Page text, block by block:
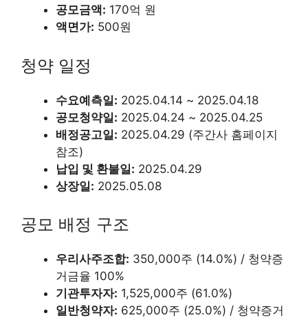
공모금액: 170억 원
액면가: 500원
청약 일정
수요예측일: 2025.04.14 ~ 2025.04.18
공모청약일: 2025.04.24 ~ 2025.04.25
배정공고일: 2025.04.29 (주간사 홈페이지
참조)
납입 및 환불일: 2025.04.29
상장일: 2025.05.08
공모 배정 구조
우리사주조합: 350,000주 (14.0%) / 청약증
거금율 100%
기관투자자: 1,525,000주 (61.0%)
일반청약자: 625,000주 (25.0%) / 청약증거